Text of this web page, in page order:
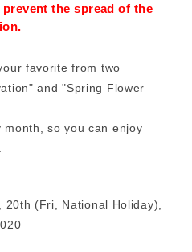
the spread of the
favorite from two
and "Spring Flower
so you can enjoy
(Fri, National Holiday),